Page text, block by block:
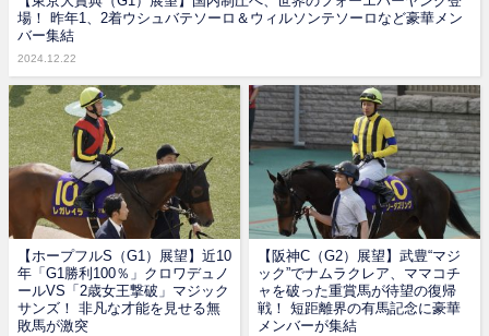
場！ 昨年1、2着ウシュバテソーロ＆ウィルソンテソーロなど豪華メン
バー集結
2024.12.22
【ホープフルS（G1）展望】近10
年「G1勝利100％」クロワデュノ
ールVS「2歳女王撃破」マジック
サンズ！ 非凡な才能を見せる無
敗馬が激突
【阪神C（G2）展望】武豊“マジ
ック”でナムラクレア、ママコチ
ャを破った重賞馬が待望の復帰
戦！ 短距離界の有馬記念に豪華
メンバーが集結